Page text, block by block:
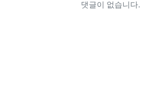
댓글이 없습니다.